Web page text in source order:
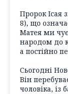
Пророк Ісая
8), що
Матея ми
народом до
а постійно
Сьогодні
Він
чоловіка, із